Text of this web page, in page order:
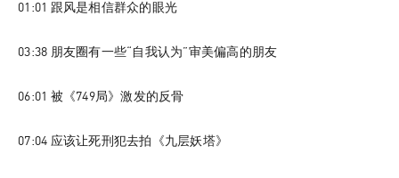
01:01 跟风是相信群众的眼光
03:38 朋友圈有一些“自我认为”审美偏高的朋友
06:01 被《749局》激发的反骨
07:04 应该让死刑犯去拍《九层妖塔》